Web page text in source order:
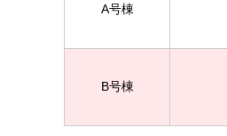
A号棟
B号棟